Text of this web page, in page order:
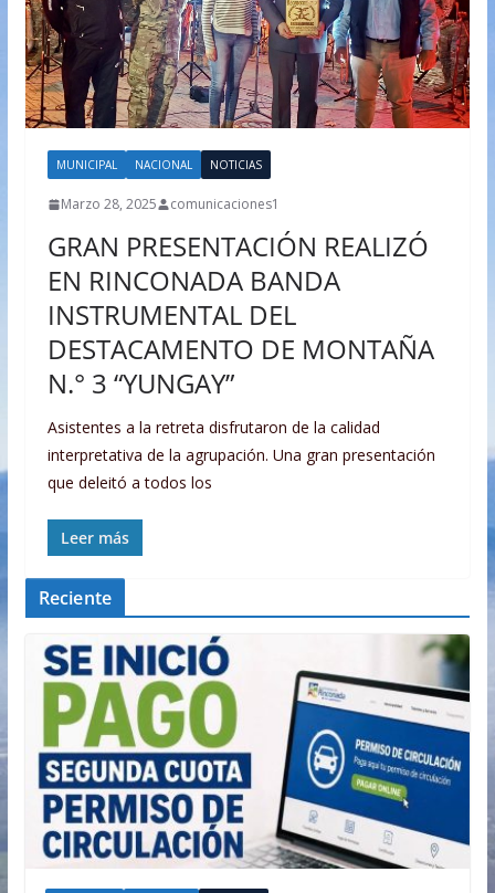
MUNICIPAL NACIONAL NOTICIAS
Marzo 28, 2025 comunicaciones1
GRAN PRESENTACIÓN REALIZÓ
EN RINCONADA BANDA
INSTRUMENTAL DEL
DESTACAMENTO DE MONTAÑA
N.° 3 “YUNGAY”
Asistentes a la retreta disfrutaron de la calidad
interpretativa de la agrupación. Una gran presentación
que deleitó a todos los
Leer más
Reciente